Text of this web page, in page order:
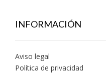
INFORMACIÓN
Aviso legal
Política de privacidad